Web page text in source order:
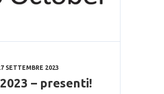
SETTEMBRE 2023
– presenti!